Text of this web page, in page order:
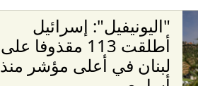
"اليونيفيل": إسرائيل
أطلقت 113 مقذوفا على
لبنان في أعلى مؤشر منذ